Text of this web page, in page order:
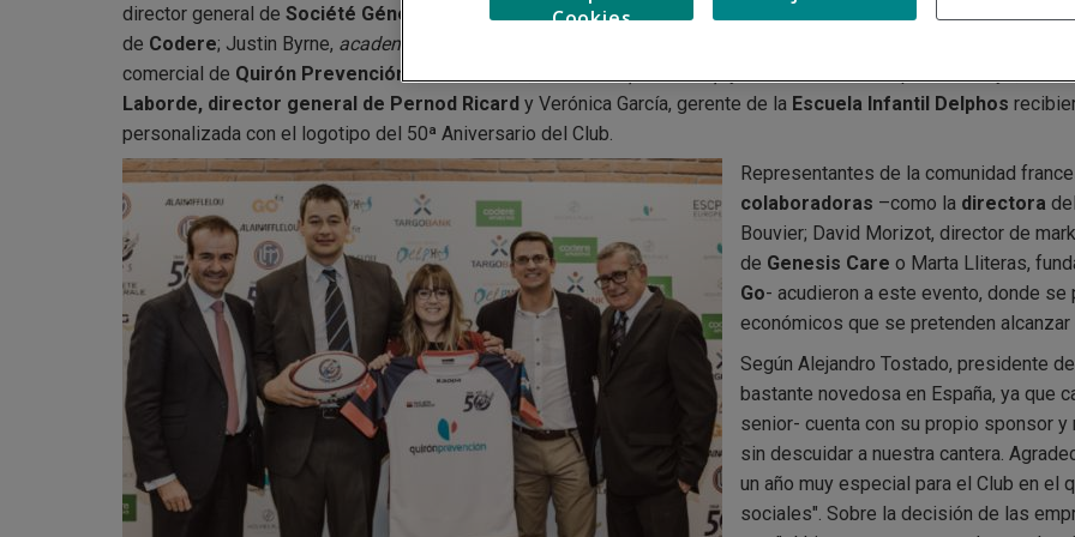
director general de Société Générale ; Joana Félix Braz, responsable de márketing operacional de Renault
de Codere; Justin Byrne, academic director
comercial de Quirón Prevención ; Delphine Duboys,
Laborde, director general de Pernod Ricard y Verónica García, gerente de la Escuela Infantil Delphos
personalizada con el logotipo del 50ª Aniversario del Club.
Representantes de la comunidad
colaboradoras –como la directora del
Bouvier; David Morizot, director de
de Genesis Care o Marta Lliteras,
Go- acudieron a este evento, donde
económicos que se pretenden
Según Alejandro Tostado, presidente
bastante novedosa en España, ya que
senior- cuenta con su propio sponsor
sin descuidar a nuestra cantera.
un año muy especial para el Club en
sociales". Sobre la decisión de las
Cookies